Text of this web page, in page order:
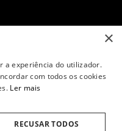
os direitos reservados.
×
a experiência do utilizador.
com todos os cookies
Ler mais
RECUSAR TODOS